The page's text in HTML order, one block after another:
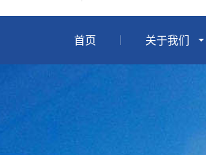
首页 关于我们